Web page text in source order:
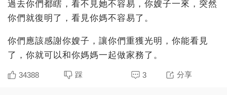
過去你們都瞎，看不見她不容易，你嫂子一來，突然
你們就復明了，看見你媽不容易了。
你們應該感謝你嫂子，讓你們重獲光明，你能看見
了，你就可以和你媽媽一起做家務了。
34388 踩 3 分享